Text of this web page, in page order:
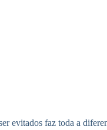
evitados faz toda a